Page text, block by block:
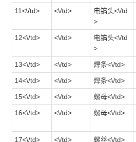
11<\/td> <\/td>
电镐头<\/td
>
12<\/td> <\/td>
电镐头<\/td
>
13<\/td> <\/td> 焊条<\/td>
14<\/td> <\/td> 焊条<\/td>
15<\/td> <\/td> 螺母<\/td>
16<\/td> <\/td> 螺母<\/td>
17<\/td> <\/td> 螺丝<\/td>